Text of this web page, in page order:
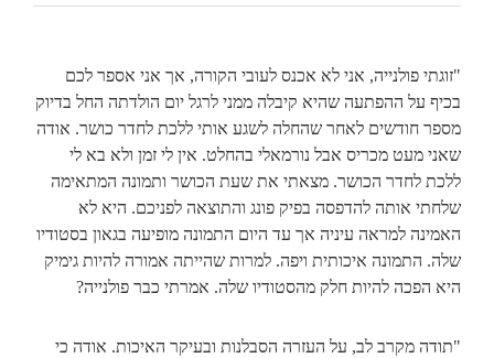
"זוגתי פולנייה, אני לא אכנס לעובי הקורה, אך אני אספר לכם
בכיף על ההפתעה שהיא קיבלה ממני לרגל יום הולדתה החל בדיוק
מספר חודשים לאחר שהחלה לשגע אותי ללכת לחדר כושר. אודה
שאני מעט מכריס אבל נורמאלי בהחלט. אין לי זמן ולא בא לי
ללכת לחדר הכושר. מצאתי את שעת הכושר ותמונה המתאימה
שלחתי אותה להדפסה בפיק פונג והתוצאה לפניכם. היא לא
האמינה למראה עיניה אך עד היום התמונה מופיעה בגאון בסטודיו
שלה. התמונה איכותית ויפה. למרות שהייתה אמורה להיות גימיק
היא הפכה להיות חלק מהסטודיו שלה. אמרתי כבר פולנייה?
"תודה מקרב לב, על העזרה הסבלנות ובעיקר האיכות. אודה כי